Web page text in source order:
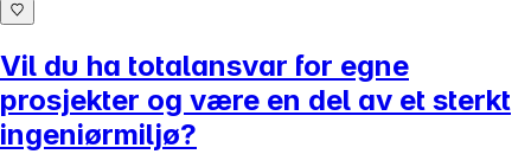
Vil du ha totalansvar for egne
prosjekter og være en del av et sterkt
ingeniørmiljø?